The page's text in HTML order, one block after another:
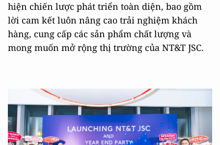
hiện chiến lược phát triển toàn diện, bao gồm
lời cam kết luôn nâng cao trải nghiệm khách
hàng, cung cấp các sản phẩm chất lượng và
mong muốn mở rộng thị trường của NT&T JSC.